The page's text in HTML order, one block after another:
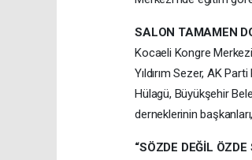
SALON TAMAMEN
Kocaeli Kongre
Yıldırım Sezer, AK
Hülagü, Büyükşehir
derneklerinin
“SÖZDE DEĞİL ÖZDE